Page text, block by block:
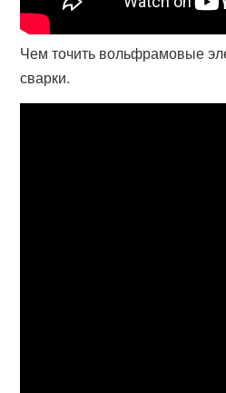
Чем точить вольфрамовые
сварки.